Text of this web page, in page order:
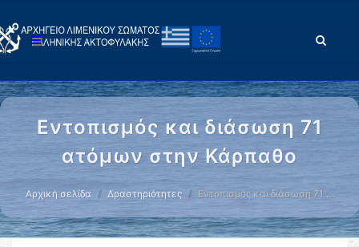
Εντοπισμός και διάσωση 71
ατόμων στην Κάρπαθο
Αρχική σελίδα Δραστηριότητες Εντοπισμός και διάσωση 71 …